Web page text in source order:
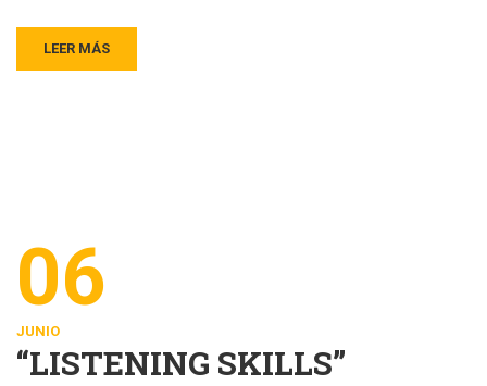
LEER MÁS
06
JUNIO
“LISTENING SKILLS”